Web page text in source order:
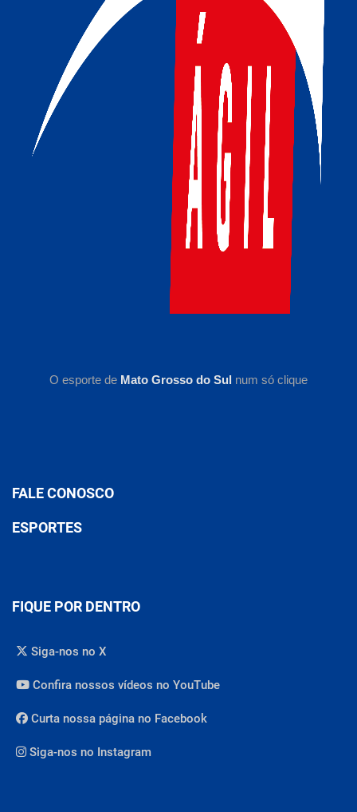
O esporte de Mato Grosso do Sul num só clique
FALE CONOSCO
ESPORTES
FIQUE POR DENTRO
Siga-nos no X
Confira nossos vídeos no YouTube
Curta nossa página no Facebook
Siga-nos no Instagram